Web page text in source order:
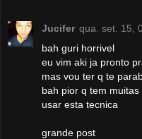
Jucifer qua. set. 15,
bah guri horrivel
eu vim aki ja pronto
mas vou ter q te
bah pior q tem
usar esta tecnica
grande post